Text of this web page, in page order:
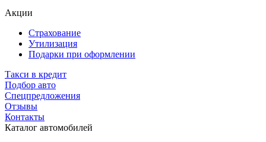
Акции
Страхование
Утилизация
Подарки при оформлении
Такси в кредит
Подбор авто
Спецпредложения
Отзывы
Контакты
Каталог автомобилей